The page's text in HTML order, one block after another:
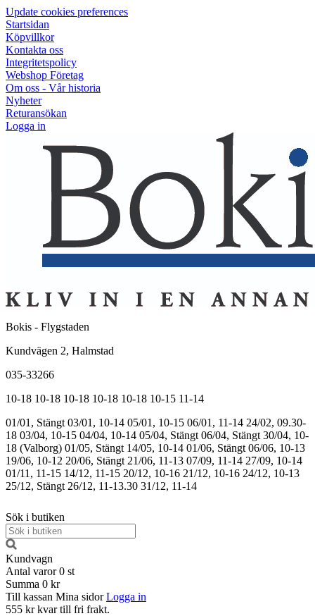
Update cookies preferences
Startsidan
Köpvillkor
Kontakta oss
Integritetspolicy
Webshop Företag
Om oss - Vår historia
Nyheter
Returansökan
Logga in
Bokis - Flygstaden
Kundvägen 2, Halmstad
035-33266
10-18 10-18 10-18 10-18 10-18 10-15 11-14
01/01, Stängt 03/01, 10-14 05/01, 10-15 06/01, 11-14 24/02, 09.30-
18 03/04, 10-15 04/04, 10-14 05/04, Stängt 06/04, Stängt 30/04, 10-
18 (Valborg) 01/05, Stängt 14/05, 10-14 01/06, Stängt 06/06, 10-13
19/06, 10-12 20/06, Stängt 21/06, 11-13 07/09, 11-14 27/09, 10-14
01/11, 11-15 14/12, 11-15 20/12, 10-16 21/12, 10-16 24/12, 10-13
25/12, Stängt 26/12, 11-13.30 31/12, 11-14
Sök i butiken
Kundvagn
Antal varor 0 st
Summa 0 kr
Till kassan Mina sidor Logga in
555 kr kvar till fri frakt.